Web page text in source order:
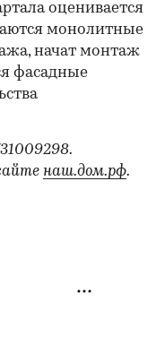
оценивается
монолитные
начат монтаж
фасадные
наш.дом.рф.